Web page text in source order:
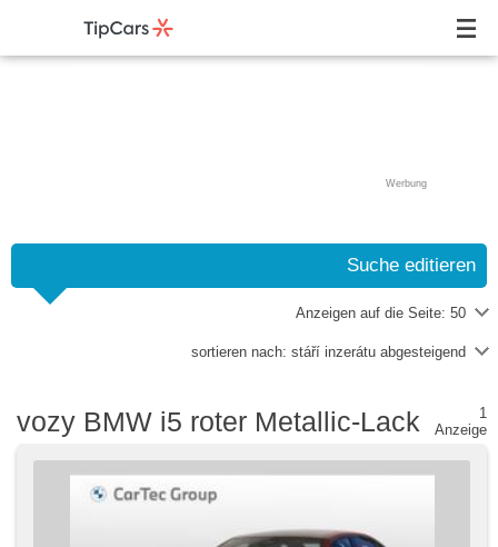
Werbung
Suche editieren
Anzeigen auf die Seite: 50
sortieren nach: stáří inzerátu abgesteigend
vozy BMW i5 roter Metallic-Lack
1
Anzeige